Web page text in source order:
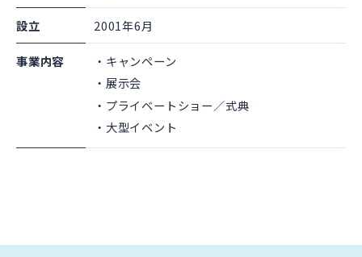
設立 2001年6月
事業内容
キャンペーン
展示会
プライベートショー／式典
大型イベント